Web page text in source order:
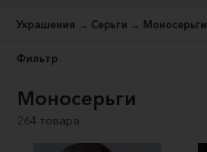
Украшения → Серьги → Моносерьги
Фильтр
Моносерьги
264 товара